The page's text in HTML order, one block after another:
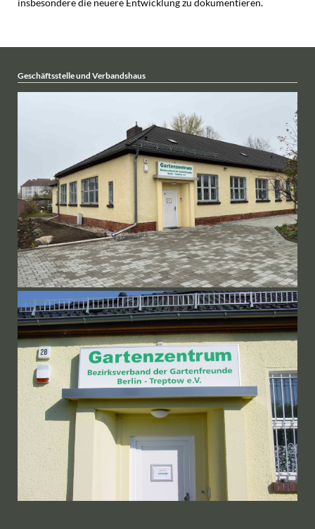
insbesondere die neuere Entwicklung zu dokumentieren.
Geschäftsstelle und Verbandshaus